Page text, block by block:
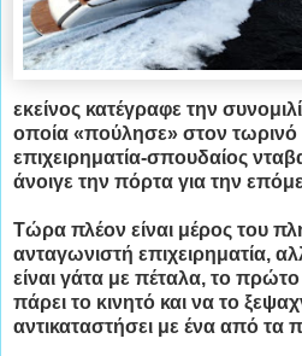
εκείνος κατέγραφε την
οποία «πούλησε» στον τωρινό
επιχειρηματία-σπουδαίος
άνοιγε την πόρτα για την
Τώρα πλέον είναι μέρος του
ανταγωνιστή επιχειρηματία,
είναι γάτα με πέταλα, το
πάρει το κινητό και να το
αντικαταστήσει με ένα από τα